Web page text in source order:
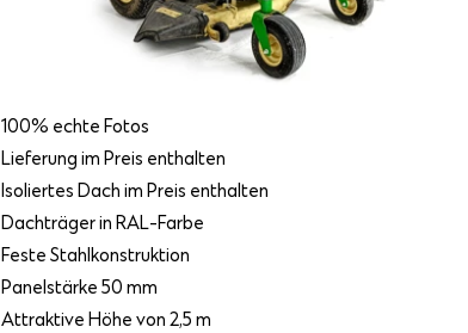
100% echte Fotos
Lieferung im Preis enthalten
Isoliertes Dach im Preis enthalten
Dachträger in RAL-Farbe
Feste Stahlkonstruktion
Panelstärke 50 mm
Attraktive Höhe von 2,5 m